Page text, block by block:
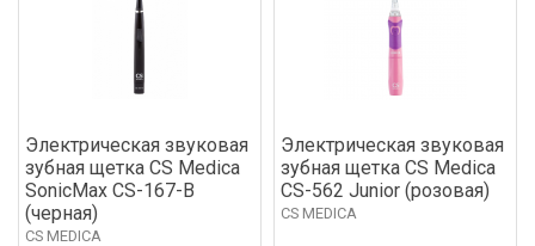
Электрическая звуковая
зубная щетка CS Medica
SonicMax CS-167-B
(черная)
CS MEDICA
Электрическая звуковая
зубная щетка CS Medica
CS-562 Junior (розовая)
CS MEDICA